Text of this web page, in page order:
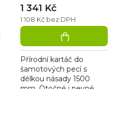
1 108 Kč bez DPH
1 341 Kč
Přírodní kartáč do
šamotových pecí s
délkou násady 1500
mm. Otočné i pevné